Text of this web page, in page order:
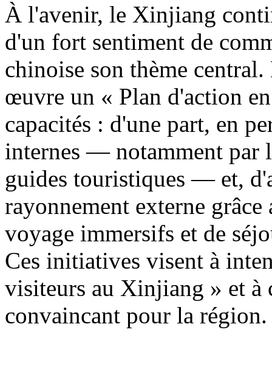
À l'avenir, le Xinjiang
d'un fort sentiment de
chinoise son thème
œuvre un « Plan d'action
capacités : d'une part, en
internes — notamment par
guides touristiques — et,
rayonnement externe
voyage immersifs et de
Ces initiatives visent à
visiteurs au Xinjiang » et à
convaincant pour la région.